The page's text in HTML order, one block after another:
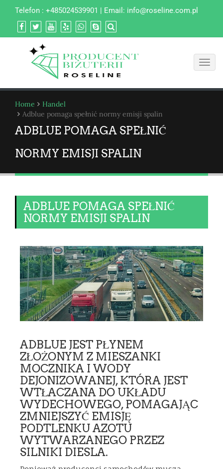
Telefon : +485024539901 | Email: info@roseline.com.pl
Home
Handel
Adblue pomaga spełnić normy emisji spalin
ADBLUE POMAGA SPEŁNIĆ
NORMY EMISJI SPALIN
ADBLUE POMAGA SPEŁNIĆ
NORMY EMISJI SPALIN
ADBLUE JEST PŁYNEM
ZŁOŻONYM Z MIESZANKI
MOCZNIKA I WODY
DEJONIZOWANEJ, KTÓRA JEST
WTŁACZANA DO UKŁADU
WYDECHOWEGO, POMAGAJĄC
ZMNIEJSZYĆ EMISJĘ
PODTLENKU AZOTU
WYTWARZANEGO PRZEZ
SILNIKI DIESLA.